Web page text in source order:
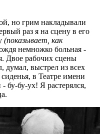
но грим накладывали
раз я на сцену в его
(показывает, как
немножко больная -
Двое рабочих сцены
думал, выстрел из всех
в Театре имени
бу-бу-ух! Я растерялся,